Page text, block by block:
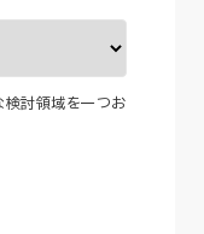
検討領域を一つお